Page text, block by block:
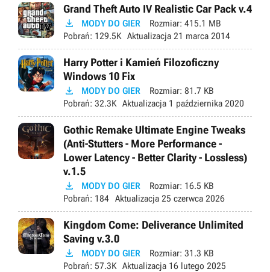
Grand Theft Auto IV Realistic Car Pack v.4
 MODY DO GIER Rozmiar: 415.1 MB
Pobrań: 129.5K Aktualizacja 21 marca 2014
Harry Potter i Kamień Filozoficzny
Windows 10 Fix
 MODY DO GIER Rozmiar: 81.7 KB
Pobrań: 32.3K Aktualizacja 1 października 2020
Gothic Remake Ultimate Engine Tweaks
(Anti-Stutters - More Performance -
Lower Latency - Better Clarity - Lossless)
v.1.5
 MODY DO GIER Rozmiar: 16.5 KB
Pobrań: 184 Aktualizacja 25 czerwca 2026
Kingdom Come: Deliverance Unlimited
Saving v.3.0
 MODY DO GIER Rozmiar: 31.3 KB
Pobrań: 57.3K Aktualizacja 16 lutego 2025